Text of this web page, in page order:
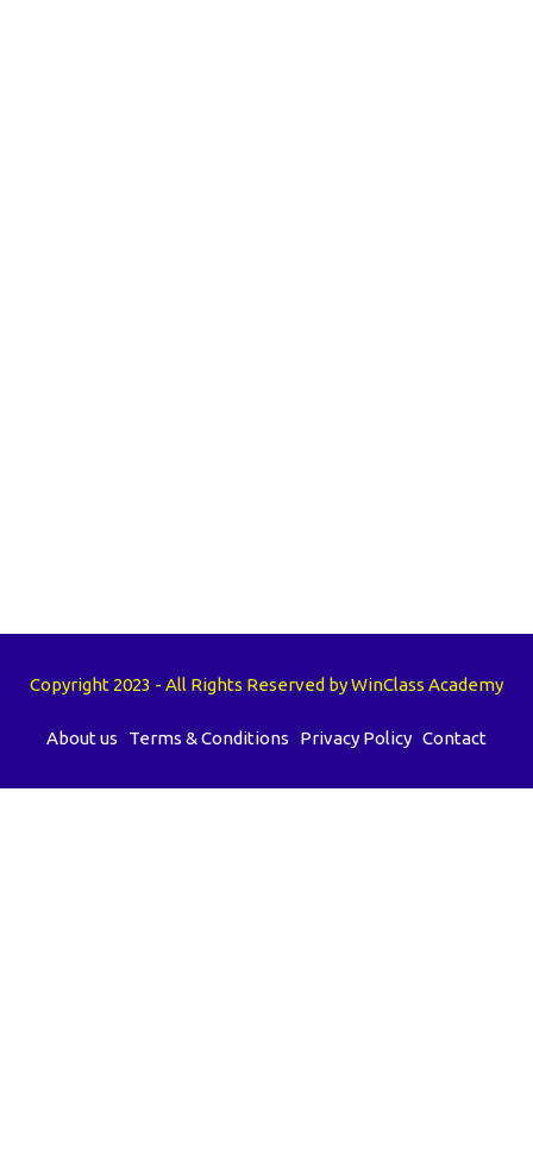
Copyright 2023 - All Rights Reserved by WinClass Academy
About us Terms & Conditions Privacy Policy Contact